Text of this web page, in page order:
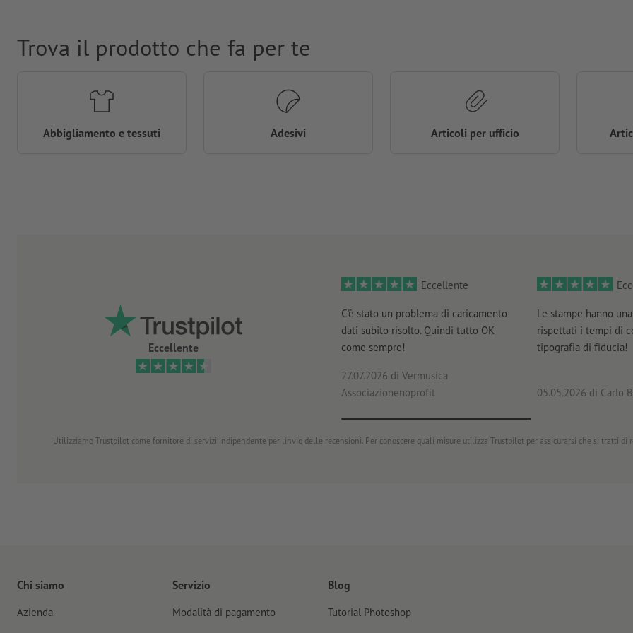
Eccellente
Eccellente
C'è stato un problema di caricamento
dati subito risolto. Quindi tutto OK
come sempre!
27.07.2026 di Vermusica
Associazionenoprofit
Le stampe hanno
rispettati i tempi di
tipografia di fiducia!
05.05.2026 di Carlo
Utilizziamo Trustpilot come fornitore di servizi indipendente per linvio delle recensioni. Per conoscere quali misure utilizza Trustpilot per assicurarsi che si tratti di
Trova il prodotto che fa per te
Abbigliamento e tessuti Adesivi Articoli per ufficio
Chi siamo
Azienda
Servizio
Modalità di pagamento
Blog
Tutorial Photoshop